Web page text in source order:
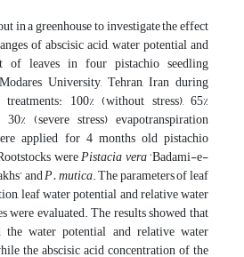
in a greenhouse to investigate the effect
of abscisic acid, water potential and
of leaves in four pistachio seedling
University, Tehran, Iran during
100% (without stress), 65%
(severe stress) evapotranspiration
applied for 4 months old pistachio
werePistacia vera‘Badami-e-
andP. mutica. The parameters of leaf
leaf water potential and relative water
were evaluated. The results showed that
the water potential and relative water
the abscisic acid concentration of the